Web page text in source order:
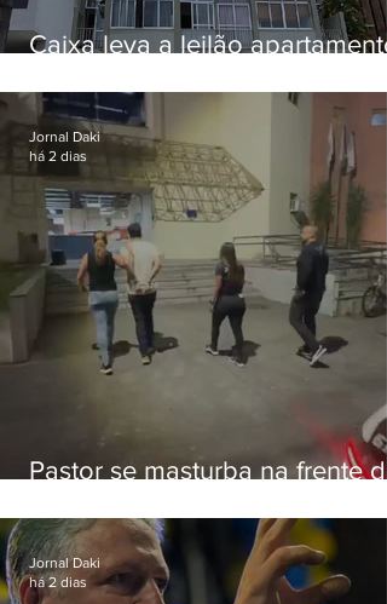
Caixa leva a leilão apartamento
Botafogo
Pastor se masturba na frente de
Jornal Daki
há 2 dias
Jornal Daki
há 2 dias